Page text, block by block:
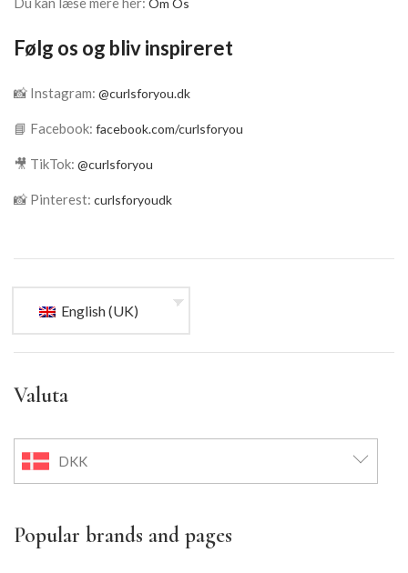
Følg os og bliv inspireret
📸 Instagram: @curlsforyou.dk
📘 Facebook: facebook.com/curlsforyou
🎥 TikTok: @curlsforyou
📸 Pinterest: curlsforyoudk
English (UK)
Valuta
DKK
Popular brands and pages